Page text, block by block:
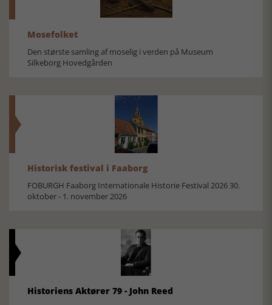
Mosefolket
Den største samling af moselig i verden på Museum
Silkeborg Hovedgården
Historisk festival i Faaborg
FOBURGH Faaborg Internationale Historie Festival 2026 30.
oktober - 1. november 2026
Historiens Aktører 79 - John Reed